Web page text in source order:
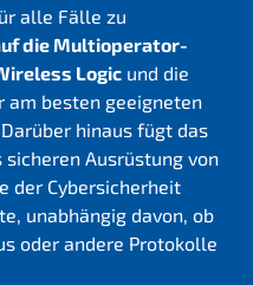
alle Fälle zu
die Multioperator-
Logic und die
am besten geeigneten
hinaus fügt das
Ausrüstung von
der Cybersicherheit
unabhängig davon, ob
oder andere Protokolle